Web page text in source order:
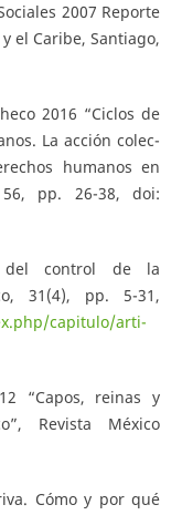
2007 Reporte
el Caribe, Santiago,
2016 “Ciclos de
La acción colec-
humanos en
56, pp. 26-38, doi:
del control de la
31(4), pp. 5-31,
capitulo/arti-
“Capos, reinas y
Revista México
Cómo y por qué